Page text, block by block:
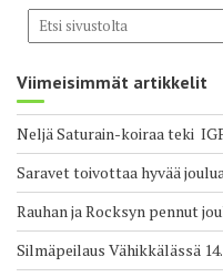
Viimeisimmät artikkelit
Neljä Saturain-koiraa teki
Saravet toivottaa hyvää
Rauhan ja Rocksyn pennut
Silmäpeilaus Vähikkälässä